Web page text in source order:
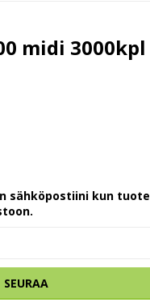
midi 3000kpl
sähköpostiini kun tuote
SEURAA